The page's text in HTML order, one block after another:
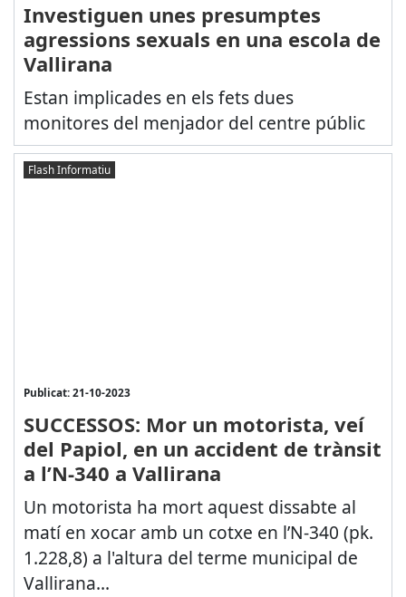
Investiguen unes presumptes
agressions sexuals en una escola de
Vallirana
Estan implicades en els fets dues
monitores del menjador del centre públic
Flash Informatiu
Publicat: 21-10-2023
SUCCESSOS: Mor un motorista, veí
del Papiol, en un accident de trànsit
a l’N-340 a Vallirana
Un motorista ha mort aquest dissabte al
matí en xocar amb un cotxe en l’N-340 (pk.
1.228,8) a l'altura del terme municipal de
Vallirana...